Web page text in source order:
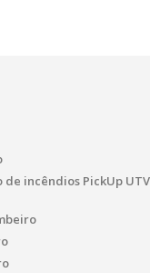
de incêndios PickUp UTV